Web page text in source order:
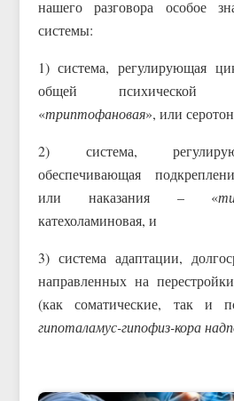
нашего разговора особое
системы:
1) система, регулирующая
общей психической
«триптофановая», или
2) система,
обеспечивающая
или наказания – «
катехоламиновая, и
3) система адаптации,
направленных на
(как соматические, так и
гипоталамус-гипофиз-кора